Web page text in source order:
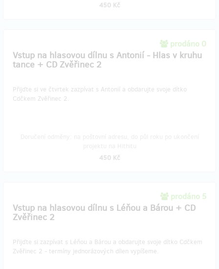
450 Kč
prodáno 0
Vstup na hlasovou dílnu s Antonií - Hlas v kruhu
tance + CD Zvěřinec 2
Přijďte si ve čtvrtek zazpívat s Antonií a obdarujte svoje dítko
Cdčkem Zvěřinec 2.
450 Kč
prodáno 5
Vstup na hlasovou dílnu s Léňou a Bárou + CD
Zvěřinec 2
Přijďte si zazpívat s Léňou a Bárou a obdarujte svoje dítko Cdčkem
Zvěřinec 2 - termíny jednorázových dílen vypíšeme.